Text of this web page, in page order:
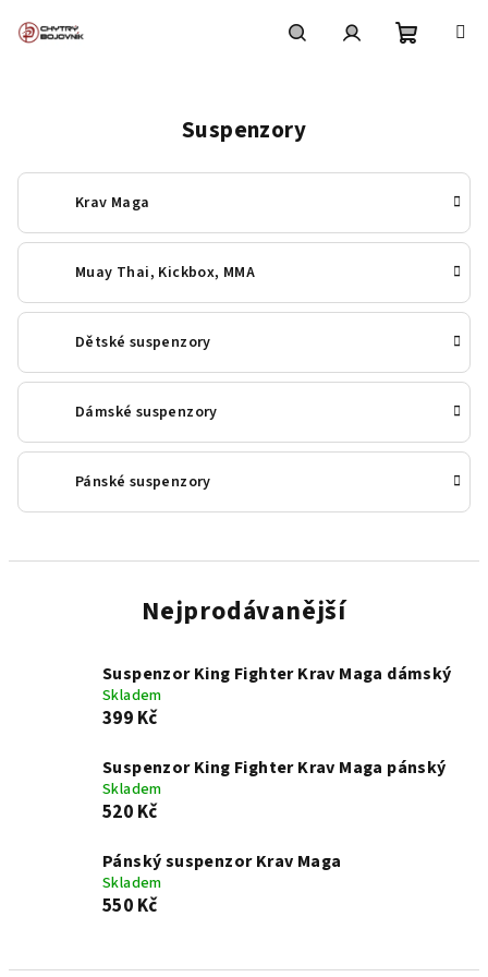
Suspenzory
Krav Maga
Muay Thai, Kickbox, MMA
Dětské suspenzory
Dámské suspenzory
Pánské suspenzory
Nejprodávanější
Suspenzor King Fighter Krav Maga dámský
Skladem
399 Kč
Suspenzor King Fighter Krav Maga pánský
Skladem
520 Kč
Pánský suspenzor Krav Maga
Skladem
550 Kč